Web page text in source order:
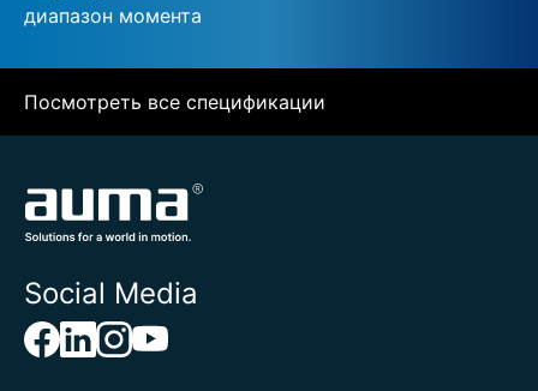
диапазон момента
Посмотреть все спецификации
Social Media